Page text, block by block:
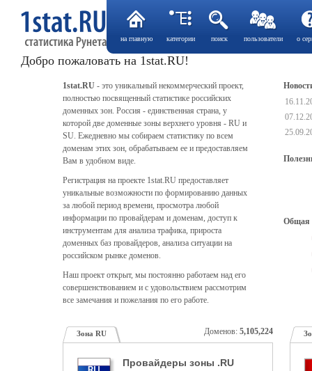
на главную категории поиск пользователи о
Добро пожаловать на 1stat.RU!
1stat.RU - это уникальный некоммерческий проект,
полностью посвященный статистике российских
доменных зон. Россия - единственная страна, у
которой две доменные зоны верхнего уровня - RU и
SU. Ежедневно мы собираем статистику по всем
доменам этих зон, обрабатываем ее и предоставляем
Вам в удобном виде.
Регистрация на проекте 1stat.RU предоставляет
уникальные возможности по формированию данных
за любой период времени, просмотра любой
информации по провайдерам и доменам, доступ к
инструментам для анализа трафика, прироста
доменных баз провайдеров, анализа ситуации на
российском рынке доменов.
Наш проект открыт, мы постоянно работаем над его
совершенствованием и с удовольствием рассмотрим
все замечания и пожелания по его работе.
Общая
Доменов: 5,105,224
Зона RU
Провайдеры зоны .RU